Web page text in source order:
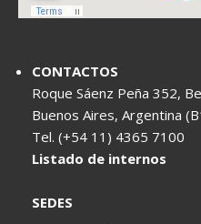
CONTACTOS
Roque Sáenz Peña 352,
Buenos Aires, Argentina
Tel. (+54 11) 4365
Listado de internos
SEDES